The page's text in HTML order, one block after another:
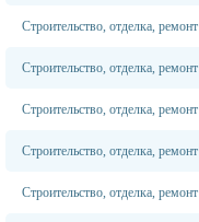
Строительство, отделка, ремонт
Строительство, отделка, ремонт
Строительство, отделка, ремонт
Строительство, отделка, ремонт
Строительство, отделка, ремонт